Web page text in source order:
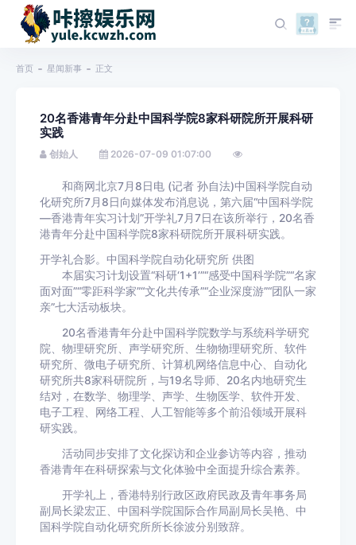
首页 星闻新事 正文
20名香港青年分赴中国科学院8家科研院所开展科研
实践
创始人 2026-07-09 01:07:00
和商网北京7月8日电 (记者 孙自法)中国科学院自动
化研究所7月8日向媒体发布消息说，第六届“中国科学院
—香港青年实习计划”开学礼7月7日在该所举行，20名香
港青年分赴中国科学院8家科研院所开展科研实践。
开学礼合影。中国科学院自动化研究所 供图
本届实习计划设置“科研‘1+1’”“感受中国科学院”“名家
面对面”“零距科学家”“文化共传承”“企业深度游”“团队一家
亲”七大活动板块。
20名香港青年分赴中国科学院数学与系统科学研究
院、物理研究所、声学研究所、生物物理研究所、软件
研究所、微电子研究所、计算机网络信息中心、自动化
研究所共8家科研院所，与19名导师、20名内地研究生
结对，在数学、物理学、声学、生物医学、软件开发、
电子工程、网络工程、人工智能等多个前沿领域开展科
研实践。
活动同步安排了文化探访和企业参访等内容，推动
香港青年在科研探索与文化体验中全面提升综合素养。
开学礼上，香港特别行政区政府民政及青年事务局
副局长梁宏正、中国科学院国际合作局副局长吴艳、中
国科学院自动化研究所所长徐波分别致辞。